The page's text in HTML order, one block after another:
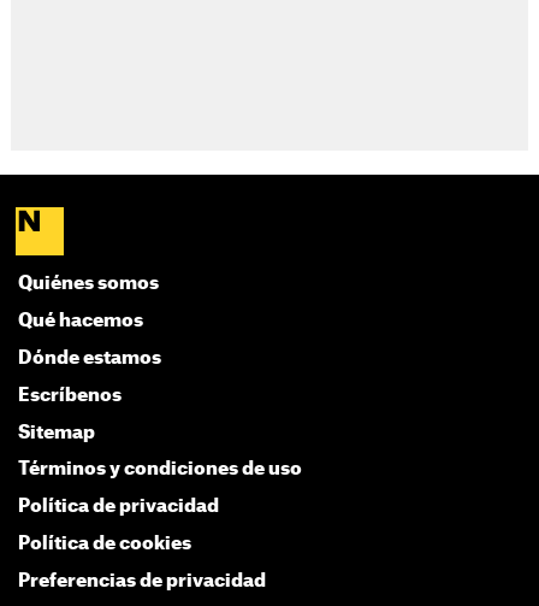
Quiénes somos
Qué hacemos
Dónde estamos
Escríbenos
Sitemap
Términos y condiciones de uso
Política de privacidad
Política de cookies
Preferencias de privacidad